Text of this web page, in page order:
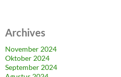
Archives
November 2024
Oktober 2024
September 2024